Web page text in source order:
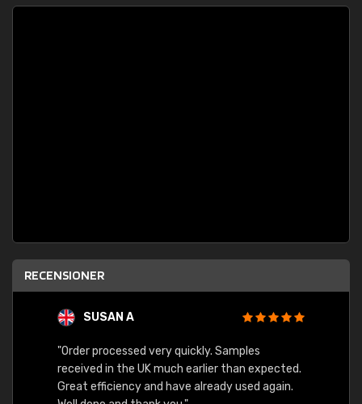
RECENSIONER
SUSAN A
"Order processed very quickly. Samples
received in the UK much earlier than expected.
Great efficiency and have already used again.